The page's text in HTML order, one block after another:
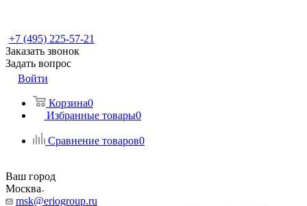
+7 (495) 225-57-21
Заказать звонок
Задать вопрос
Войти
Корзина0
Избранные товары0
Сравнение товаров0
Ваш город
Москва
msk@eriogroup.ru